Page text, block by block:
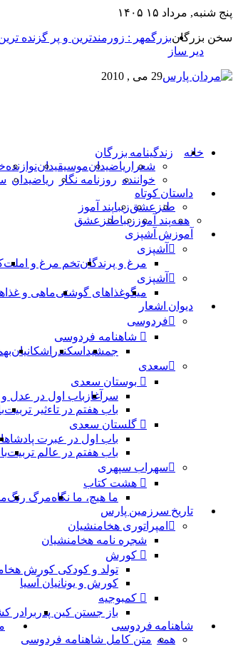
پنج شنبه, مرداد ۱۵ ۱۴۰۵
سخن بزرگانبزرگمهر : زورمندترین و پر گزنده
دیر ساز
خانه زندگینامه بزرگان
شعرا ریاضیدانموسیقیداننوازنده
خواننده روزنامه نگار ریاضیدان
داستان کوتاه
طنز عشقزیباپند آموز
همهپند آموز زیباطنز عشق
آموزش آشپزی
آشپزی
مرغ و پرندگانتخم مرغ و املت
آشپزی
میگوغذاهای گوشتیماهی و
دیوان اشعار
فردوسی
شاهنامه فردوسی
جمشید اسکندر اشکانیان
سعدی
بوستان سعدی
سرآغاز باب اول در عدل و
باب هفتم در تاءثیر تربیت
گلستان سعدی
باب اول در عبرت
باب هفتم در عالم تربیت
سهراب سپهری
هشت کتاب
ما هیچ، ما نگاهمرگ رنگ
تاریخ سرزمین پارس
امپراتوری هخامنشیان
شجره نامه هخامنشیان
کورش
تولد و کودکی کورش
کورش و یونانیان آسیا
کمبوجیه
باز جستن کین پدر برادر
شاهنامه فردوسی
همه متن کامل شاهنامه فردوسی
29 می , 2010